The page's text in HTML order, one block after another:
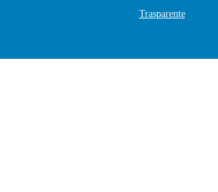
Trasparente